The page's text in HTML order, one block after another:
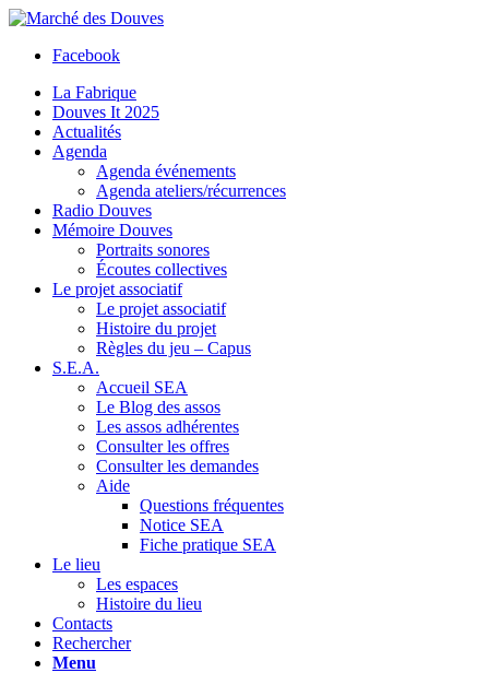
Facebook
La Fabrique
Douves It 2025
Actualités
Agenda
Agenda événements
Agenda ateliers/récurrences
Radio Douves
Mémoire Douves
Portraits sonores
Écoutes collectives
Le projet associatif
Le projet associatif
Histoire du projet
Règles du jeu – Capus
S.E.A.
Accueil SEA
Le Blog des assos
Les assos adhérentes
Consulter les offres
Consulter les demandes
Aide
Questions fréquentes
Notice SEA
Fiche pratique SEA
Le lieu
Les espaces
Histoire du lieu
Contacts
Rechercher
Menu